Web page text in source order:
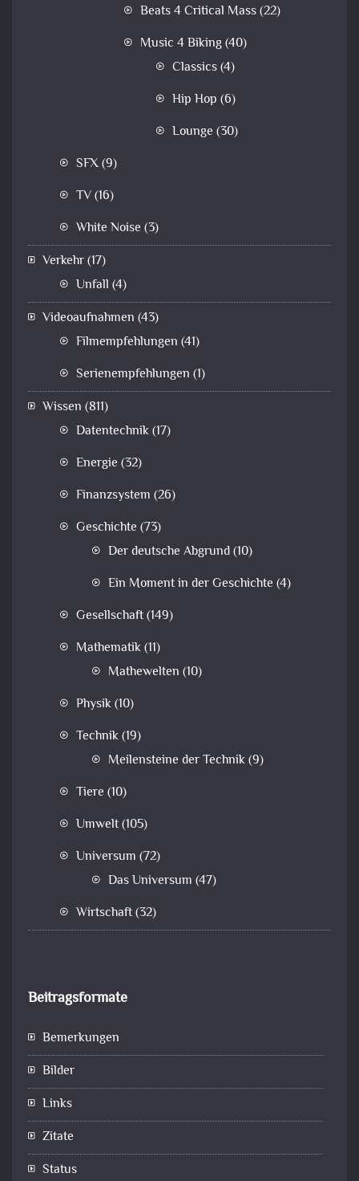
Beats 4 Critical Mass(22)
Music 4 Biking(40)
Classics(4)
Hip Hop (6)
Lounge (30)
SFX(9)
TV(16)
White Noise (3)
Verkehr(17)
Unfall (4)
Videoaufnahmen (43)
Filmempfehlungen (41)
Serienempfehlungen (1)
Wissen (811)
Datentechnik(17)
Energie (32)
Finanzsystem (26)
Geschichte (73)
Der deutsche Abgrund(10)
Ein Moment in der Geschichte (4)
Gesellschaft(149)
Mathematik(11)
Mathewelten (10)
Physik(10)
Technik(19)
Meilensteine der Technik(9)
Tiere (10)
Umwelt(105)
Universum (72)
Das Universum (47)
Wirtschaft(32)
Beitragsformate
Bemerkungen
Bilder
Links
Zitate
Status